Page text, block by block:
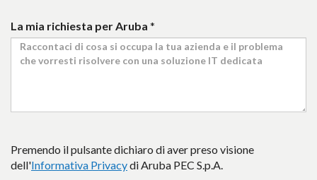
La mia richiesta per Aruba *
Premendo il pulsante dichiaro di aver preso visione
dell'Informativa Privacydi Aruba PEC S.p.A.